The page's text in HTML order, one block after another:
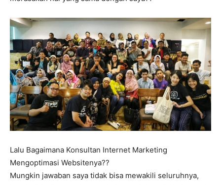
Lalu Bagaimana Konsultan Internet Marketing
Mengoptimasi Websitenya??
Mungkin jawaban saya tidak bisa mewakili seluruhnya,